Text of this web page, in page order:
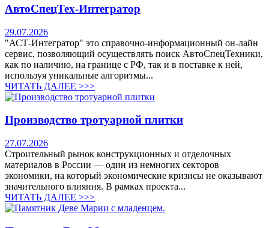
АвтоСпецТех-Интегратор
29.07.2026
"АСТ-Интегратор" это справочно-информационный он-лайн
сервис, позволяющий осуществлять поиск АвтоСпецТехники,
как по наличию, на границе с РФ, так и в поставке к ней,
используя уникальные алгоритмы...
ЧИТАТЬ ДАЛЕЕ >>>
Производство тротуарной плитки
27.07.2026
Строительный рынок конструкционных и отделочных
материалов в России — один из немногих секторов
экономики, на который экономические кризисы не оказывают
значительного влияния. В рамках проекта...
ЧИТАТЬ ДАЛЕЕ >>>